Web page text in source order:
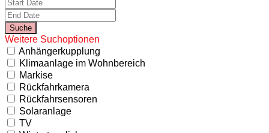
Weitere Suchoptionen
Anhängerkupplung
Klimaanlage im Wohnbereich
Markise
Rückfahrkamera
Rückfahrsensoren
Solaranlage
TV